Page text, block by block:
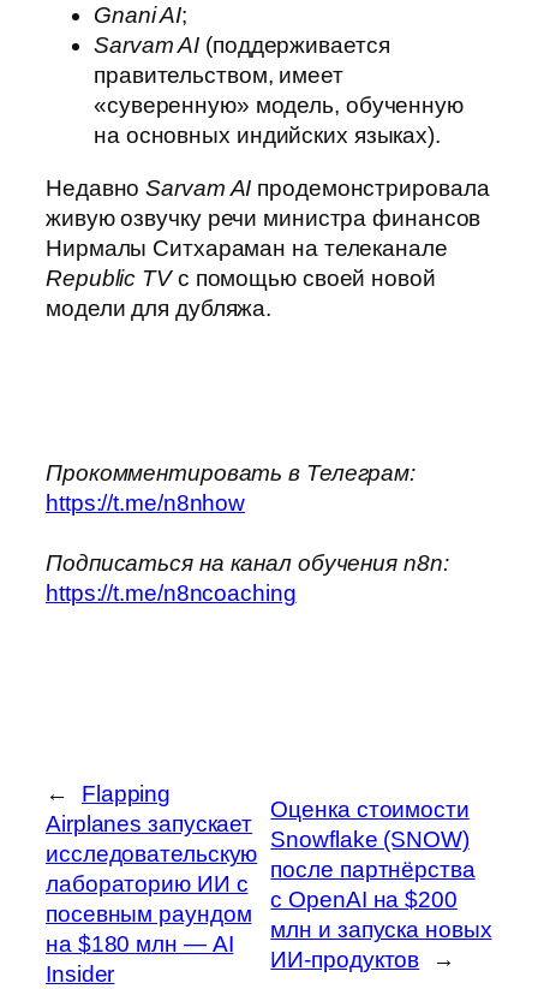
Gnani AI;
Sarvam AI (поддерживается
правительством, имеет
«суверенную» модель, обученную
на основных индийских языках).
НедавноSarvam AI продемонстрировала
живую озвучку речи министра финансов
Нирмалы Ситхараман на телеканале
Republic TVс помощью своей новой
модели для дубляжа.
Прокомментировать в Телеграм:
https://t.me/n8nhow
Подписаться на канал обучения n8n:
https://t.me/n8ncoaching
←
Flapping
Airplanes запускает
исследовательскую
лабораторию ИИ с
посевным раундом
на $180 млн — AI
Insider
Оценка стоимости
Snowflake (SNOW)
после партнёрства
с OpenAI на $200
млн и запуска новых
ИИ-продуктов
→